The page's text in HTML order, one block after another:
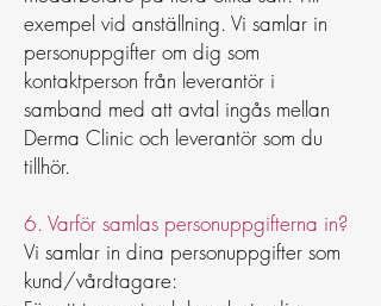
exempel vid anställning. Vi samlar in
personuppgifter om dig som
kontaktperson från leverantör i
samband med att avtal ingås mellan
Derma Clinic och leverantör som du
tillhör.
6. Varför samlas personuppgifterna in?
Vi samlar in dina personuppgifter som
kund/vårdtagare: